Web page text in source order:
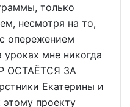
только
несмотря на то,
опережением
мне никогда
ОСТАЁТСЯ ЗА
Екатерины и
этому проекту